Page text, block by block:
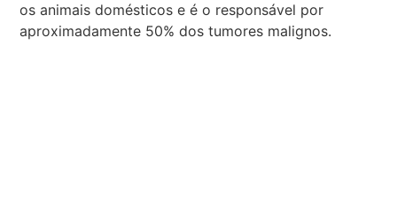
os animais domésticos e é o responsável por
aproximadamente 50% dos tumores malignos.